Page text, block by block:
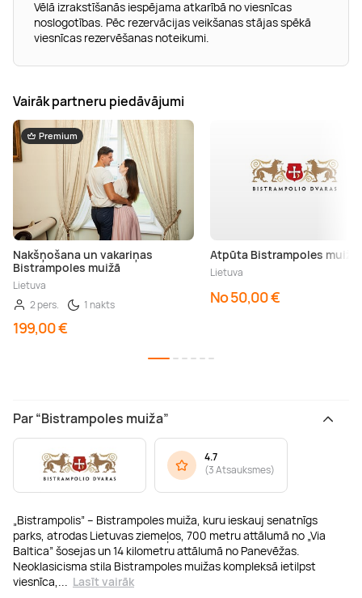
Vēlā izrakstīšanās iespējama atkarībā no viesnīcas
noslogotības. Pēc rezervācijas veikšanas stājas spēkā
viesnīcas rezervēšanas noteikumi.
Vairāk partneru piedāvājumi
Premium
Nakšņošana un vakariņas
Bistrampoles muižā
Lietuva
2 pers.
1 nakts
199,00 €
Atpūta Bistrampoles muižā
Lietuva
No 50,00 €
Par “Bistrampoles muiža”
„Bistrampolis” – Bistrampoles muiža, kuru ieskauj senatnīgs
parks, atrodas Lietuvas ziemeļos, 700 metru attālumā no „Via
Baltica” šosejas un 14 kilometru attālumā no Panevēžas.
Neoklasicisma stila Bistrampoles muižas kompleksā ietilpst
viesnīca,
Lasīt vairāk
4.7
(3 Atsauksmes)